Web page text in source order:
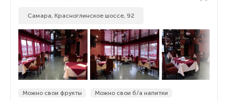
Самара, Красноглинское шоссе, 92
Можно свои фрукты
Можно свои б/а напитки